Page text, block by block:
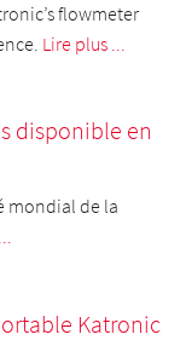
flowmeter
Lire plus ...
disponible en
mondial de la
Katronic